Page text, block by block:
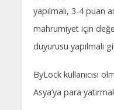
yapılmalı, 3-4 puan
mahrumiyet için
duyurusu yapılmalı
ByLock kullanıcısı
Asya’ya para